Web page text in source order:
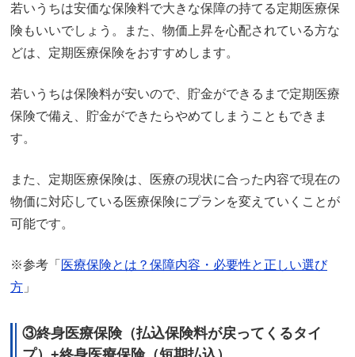
若いうちは安価な保険料で大きな保障の持てる定期医療保
険もいいでしょう。また、物価上昇を心配されている方な
どは、定期医療保険をおすすめします。
若いうちは保険料が安いので、貯金ができるまで定期医療
保険で備え、貯金ができたらやめてしまうこともできま
す。
また、定期医療保険は、医療の現状に合った内容で現在の
物価に対応している医療保険にプランを変えていくことが
可能です。
※参考「 医療保険とは？保障内容・必要性と正しい選び
方 」
③終身医療保険（払込保険料が戻ってくるタイ